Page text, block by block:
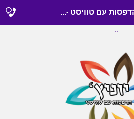
הדפסות עם טוויסט -...
..